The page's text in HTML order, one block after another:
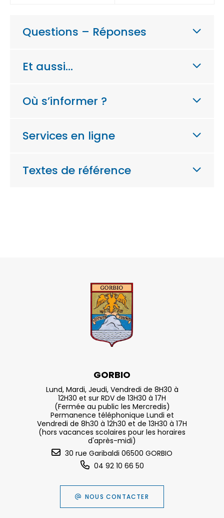
Questions – Réponses
Et aussi…
Où s’informer ?
Services en ligne
Textes de référence
GORBIO
Lund, Mardi, Jeudi, Vendredi de 8H30 à
12H30 et sur RDV de 13H30 à 17H
(Fermée au public les Mercredis)
Permanence téléphonique Lundi et
Vendredi de 8h30 à 12h30 et de 13H30 à 17H
(hors vacances scolaires pour les horaires
d'après-midi)
30 rue Garibaldi 06500 GORBIO
04 92 10 66 50
NOUS CONTACTER